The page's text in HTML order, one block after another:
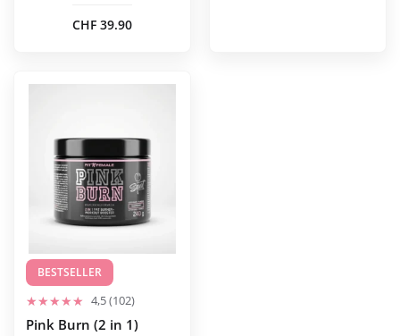
CHF 39.90
BESTSELLER
4,5 (102)
Pink Burn (2 in 1)
mehrere
Varianten
Optionen
auf
der
Produktseite
gewählt